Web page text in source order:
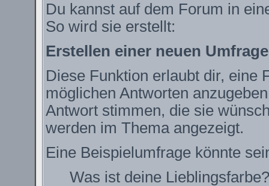
Du kannst auf dem Forum in
So wird sie erstellt:
Erstellen einer neuen Umfrage
Diese Funktion erlaubt dir, eine
möglichen Antworten
Antwort stimmen, die sie
werden im Thema angezeigt.
Eine Beispielumfrage könnte
Was ist deine Lieblingsfarbe?